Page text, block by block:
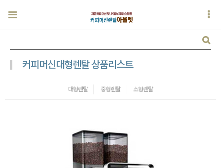
커피머신대형렌탈 상품리스트
대형렌탈 중형렌탈 소형렌탈